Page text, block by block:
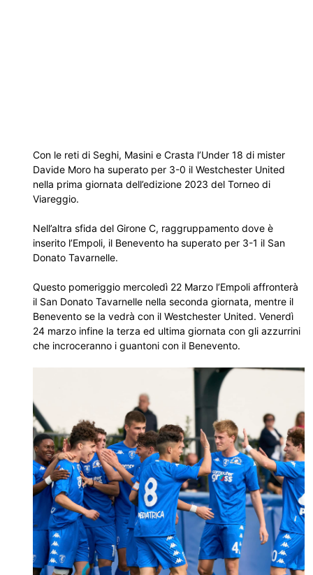
Con le reti di Seghi, Masini e Crasta l’Under 18 di mister
Davide Moro ha superato per 3-0 il Westchester United
nella prima giornata dell’edizione 2023 del Torneo di
Viareggio.
Nell’altra sfida del Girone C, raggruppamento dove è
inserito l’Empoli, il Benevento ha superato per 3-1 il San
Donato Tavarnelle.
Questo pomeriggio mercoledì 22 Marzo l’Empoli affronterà
il San Donato Tavarnelle nella seconda giornata, mentre il
Benevento se la vedrà con il Westchester United. Venerdì
24 marzo infine la terza ed ultima giornata con gli azzurrini
che incroceranno i guantoni con il Benevento.